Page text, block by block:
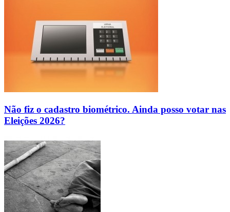
Não fiz o cadastro biométrico. Ainda posso votar nas
Eleições 2026?